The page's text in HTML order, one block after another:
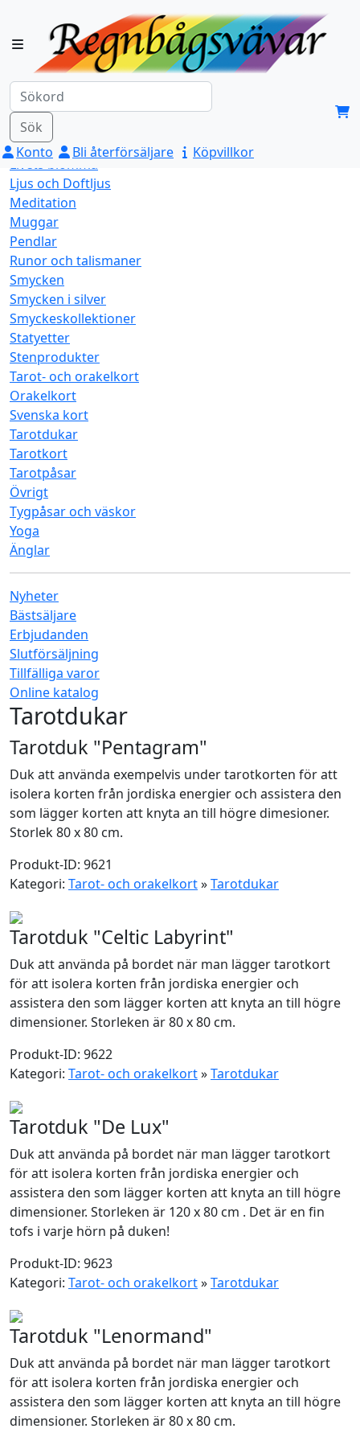
Sök
Konto
Bli återförsäljare Köpvillkor
Blandat
Dofter och rökelse
Feng Shui
Himalaya Saltkristall
Indianskt Hantverk
Kroppsvård
LED-produkter
Livets blomma
Ljus och Doftljus
Meditation
Muggar
Pendlar
Runor och talismaner
Smycken
Smycken i silver
Smyckeskollektioner
Statyetter
Stenprodukter
Tarot- och orakelkort
Orakelkort
Svenska kort
Tarotdukar
Tarotkort
Tarotpåsar
Övrigt
Tygpåsar och väskor
Yoga
Änglar
Nyheter
Bästsäljare
Erbjudanden
Slutförsäljning
Tillfälliga varor
Online katalog
Tarotdukar
Tarotduk "Pentagram"
Duk att använda exempelvis under tarotkorten för att
isolera korten från jordiska energier och assistera den
som lägger korten att knyta an till högre dimesioner.
Storlek 80 x 80 cm.
Produkt-ID: 9621
Kategori: Tarot- och orakelkort»Tarotdukar
Tarotduk "Celtic Labyrint"
Duk att använda på bordet när man lägger tarotkort
för att isolera korten från jordiska energier och
assistera den som lägger korten att knyta an till högre
dimensioner. Storleken är 80 x 80 cm.
Produkt-ID: 9622
Kategori: Tarot- och orakelkort»Tarotdukar
Tarotduk "De Lux"
Duk att använda på bordet när man lägger tarotkort
för att isolera korten från jordiska energier och
assistera den som lägger korten att knyta an till högre
dimensioner. Storleken är 120 x 80 cm . Det är en fin
tofs i varje hörn på duken!
Produkt-ID: 9623
Kategori: Tarot- och orakelkort»Tarotdukar
Tarotduk "Lenormand"
Duk att använda på bordet när man lägger tarotkort
för att isolera korten från jordiska energier och
assistera den som lägger korten att knyta an till högre
dimensioner. Storleken är 80 x 80 cm.